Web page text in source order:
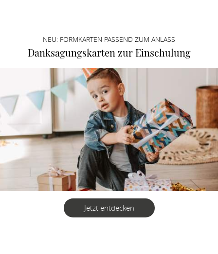
NEU: FORMKARTEN PASSEND ZUM ANLASS
Danksagungskarten zur Einschulung
Jetzt entdecken